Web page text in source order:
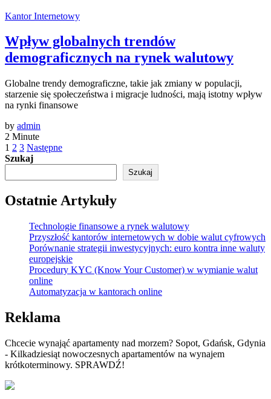
Kantor Internetowy
Wpływ globalnych trendów
demograficznych na rynek walutowy
Globalne trendy demograficzne, takie jak zmiany w populacji,
starzenie się społeczeństwa i migracje ludności, mają istotny wpływ
na rynki finansowe
by admin
2 Minute
Stronicowanie
wpisów
1 2 3 Następne
Szukaj
Szukaj
Ostatnie Artykuły
Technologie finansowe a rynek walutowy
Przyszłość kantorów internetowych w dobie walut cyfrowych
Porównanie strategii inwestycyjnych: euro kontra inne waluty
europejskie
Procedury KYC (Know Your Customer) w wymianie walut
online
Automatyzacja w kantorach online
Reklama
Chcecie wynająć apartamenty nad morzem? Sopot, Gdańsk, Gdynia
- Kilkadziesiąt nowoczesnych apartamentów na wynajem
krótkoterminowy. SPRAWDŹ!